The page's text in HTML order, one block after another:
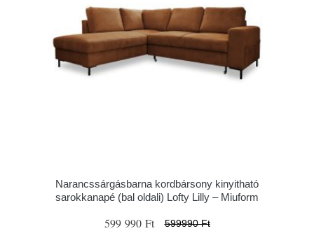
Narancssárgásbarna kordbársony kinyitható
sarokkanapé (bal oldali) Lofty Lilly – Miuform
599 990 Ft 599990 Ft